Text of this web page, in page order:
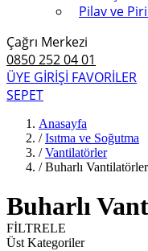
Pilav ve
Çağrı Merkezi
0850 252 04 01
ÜYE GİRİŞİ FAVORİLER
SEPET
Anasayfa
/ Isıtma ve Soğutma
/ Vantilatörler
/ Buharlı Vantilatörler
Buharlı
FİLTRELE
Üst Kategoriler